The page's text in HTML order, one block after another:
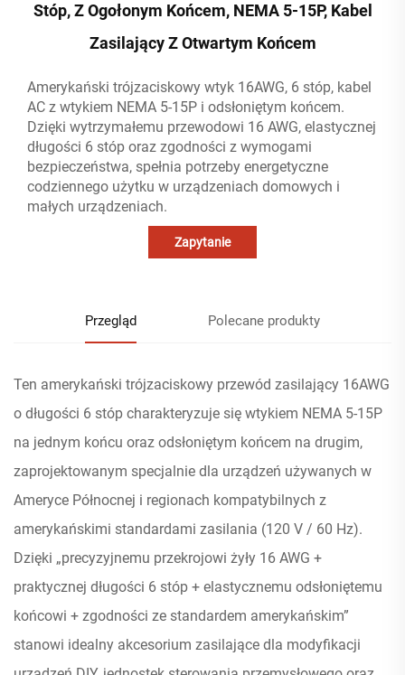
Stóp, Z Ogołonym Końcem, NEMA 5-15P, Kabel
Zasilający Z Otwartym Końcem
Amerykański trójzaciskowy wtyk 16AWG, 6 stóp, kabel
AC z wtykiem NEMA 5-15P i odsłoniętym końcem.
Dzięki wytrzymałemu przewodowi 16 AWG, elastycznej
długości 6 stóp oraz zgodności z wymogami
bezpieczeństwa, spełnia potrzeby energetyczne
codziennego użytku w urządzeniach domowych i
małych urządzeniach.
Zapytanie
Przegląd Polecane produkty
Ten amerykański trójzaciskowy przewód zasilający 16AWG
o długości 6 stóp charakteryzuje się wtykiem NEMA 5-15P
na jednym końcu oraz odsłoniętym końcem na drugim,
zaprojektowanym specjalnie dla urządzeń używanych w
Ameryce Północnej i regionach kompatybilnych z
amerykańskimi standardami zasilania (120 V / 60 Hz).
Dzięki „precyzyjnemu przekrojowi żyły 16 AWG +
praktycznej długości 6 stóp + elastycznemu odsłoniętemu
końcowi + zgodności ze standardem amerykańskim”
stanowi idealny akcesorium zasilające dla modyfikacji